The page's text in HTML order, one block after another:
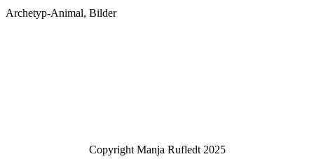
Archetyp-Animal, Bilder
Copyright Manja Rufledt 2025